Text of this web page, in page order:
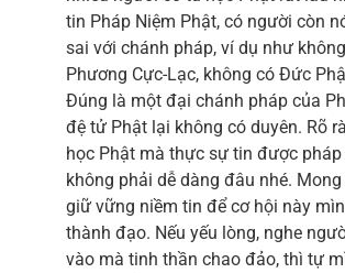
tin Pháp Niệm Phật, có người còn
sai với chánh pháp, ví dụ như
Phương Cực-Lạc, không có Đức
Đúng là một đại chánh pháp của
đệ tử Phật lại không có duyên. Rõ
học Phật mà thực sự tin được
không phải dễ dàng đâu nhé.
giữ vững niềm tin để cơ hội này
thành đạo. Nếu yếu lòng, nghe
vào mà tinh thần chao đảo, thì tự